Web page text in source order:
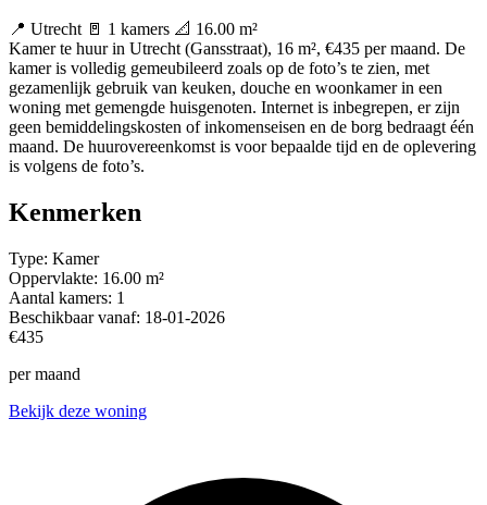
📍 Utrecht 🚪 1 kamers 📐 16.00 m²
Kamer te huur in Utrecht (Gansstraat), 16 m², €435 per maand. De
kamer is volledig gemeubileerd zoals op de foto’s te zien, met
gezamenlijk gebruik van keuken, douche en woonkamer in een
woning met gemengde huisgenoten. Internet is inbegrepen, er zijn
geen bemiddelingskosten of inkomenseisen en de borg bedraagt één
maand. De huurovereenkomst is voor bepaalde tijd en de oplevering
is volgens de foto’s.
Kenmerken
Type: Kamer
Oppervlakte: 16.00 m²
Aantal kamers: 1
Beschikbaar vanaf: 18-01-2026
€435
per maand
Bekijk deze woning